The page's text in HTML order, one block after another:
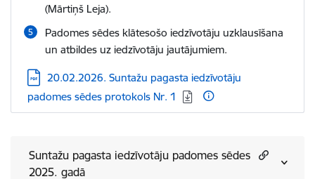
(Mārtiņš Leja).
Padomes sēdes klātesošo iedzīvotāju uzklausīšana
un atbildes uz iedzīvotāju jautājumiem.
Lejupielādēt:
20.02.2026. Suntažu pagasta iedzīvotāju
padomes sēdes protokols Nr. 1
Suntažu pagasta iedzīvotāju padomes sēdes
2025. gadā